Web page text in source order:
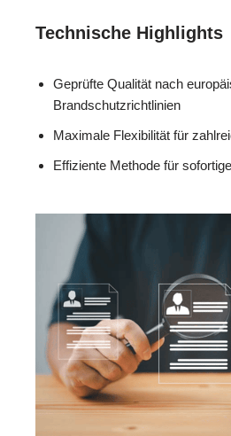
Technische Highlights
Geprüfte Qualität nach
Brandschutzrichtlinien
Maximale Flexibilität für
Effiziente Methode für